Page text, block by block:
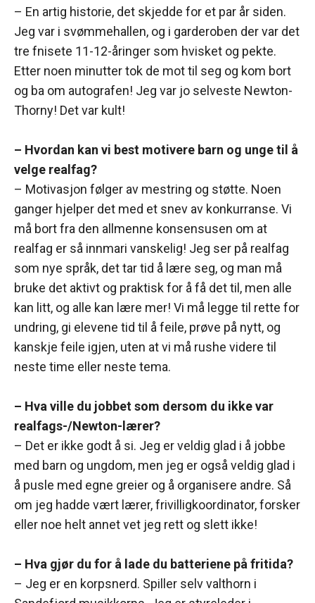
– En artig historie, det skjedde for et par år siden.
Jeg var i svømmehallen, og i garderoben der var det
tre fnisete 11-12-åringer som hvisket og pekte.
Etter noen minutter tok de mot til seg og kom bort
og ba om autografen! Jeg var jo selveste Newton-
Thorny! Det var kult!
– Hvordan kan vi best motivere barn og unge til å
velge realfag?
– Motivasjon følger av mestring og støtte. Noen
ganger hjelper det med et snev av konkurranse. Vi
må bort fra den allmenne konsensusen om at
realfag er så innmari vanskelig! Jeg ser på realfag
som nye språk, det tar tid å lære seg, og man må
bruke det aktivt og praktisk for å få det til, men alle
kan litt, og alle kan lære mer! Vi må legge til rette for
undring, gi elevene tid til å feile, prøve på nytt, og
kanskje feile igjen, uten at vi må rushe videre til
neste time eller neste tema.
– Hva ville du jobbet som dersom du ikke var
realfags-/Newton-lærer?
– Det er ikke godt å si. Jeg er veldig glad i å jobbe
med barn og ungdom, men jeg er også veldig glad i
å pusle med egne greier og å organisere andre. Så
om jeg hadde vært lærer, frivilligkoordinator, forsker
eller noe helt annet vet jeg rett og slett ikke!
– Hva gjør du for å lade du batteriene på fritida?
– Jeg er en korpsnerd. Spiller selv valthorn i